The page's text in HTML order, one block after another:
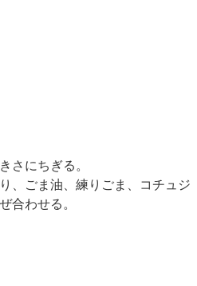
さにちぎる。
、ごま油、練りごま、コチュジ
合わせる。